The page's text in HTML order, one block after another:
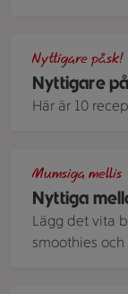
Nyttigare
Nyttigare påsk!
Här är 10
Nyttiga
Mumsiga mellis
Lägg det vita
smoothies